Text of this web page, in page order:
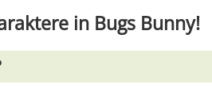
in Bugs Bunny!